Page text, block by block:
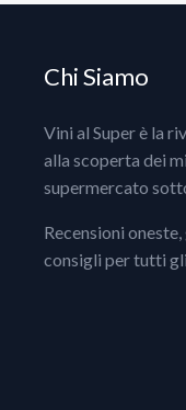
Chi Siamo
Vini al Super è la
alla scoperta dei
supermercato
Recensioni
consigli per tutti